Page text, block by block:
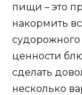
пищи – это
накормить
судорожного
ценности
сделать
несколько